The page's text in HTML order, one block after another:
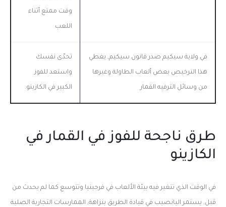
وقت ممتع أثناء
اللعب
في ولاية سيكيم صدر قانون سيكيم, يغطي
هذا الترخيص بعض ألعاب الطاولة وغيرها
من وسائل الترفيه القمار
تحدّى نفسك
واستعد للفوز
الكبير في الكازينو.
طرق ناجحة للفوز في القمار في
الكازينو
في الوقت الذي تتغير فيه بيئة الألعاب في فرجينيا وتتوسع كما لم يحدث من
قبل, يستمر اليانصيب في قيادة الطريق بنزاهة, الممارسات التجارية الصلبة